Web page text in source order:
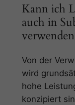
Kann ich
auch in
Von der
wird
hohe
konzipiert